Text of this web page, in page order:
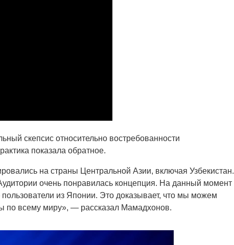
скепсис относительно востребованности
показала обратное.
на страны Центральной Азии, включая Узбекистан.
очень понравилась концепция. На данный момент
из Японии. Это доказывает, что мы можем
по всему миру», — рассказал Мамадхонов.